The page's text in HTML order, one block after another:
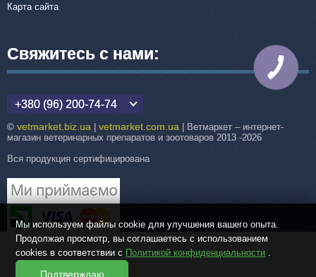
Карта сайта
Свяжитесь с нами:
+380 (96) 200-74-74
© vetmarket.biz.ua vetmarket.com.ua | Ветмаркет – интернет-
магазин ветеринарных препаратов и зоотоваров 2013 -2026
Вся продукция сертифицирована
Мы используем файлы cookie для улучшения вашего опыта.
Продолжая просмотр, вы соглашаетесь с использованием
cookies в соответствии с Политикой конфиденциальности .
Подтверждаю
КНОПКА
СВЯЗИ